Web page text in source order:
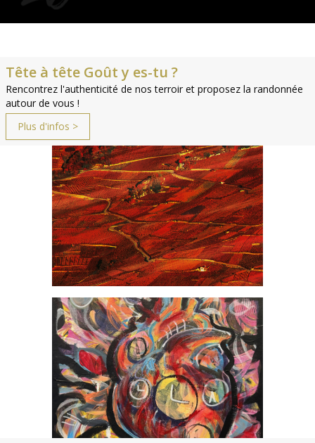
Tête à tête Goût y es-tu ?
Rencontrez l'authenticité de nos terroir et proposez la randonnée
autour de vous !
Plus d'infos >